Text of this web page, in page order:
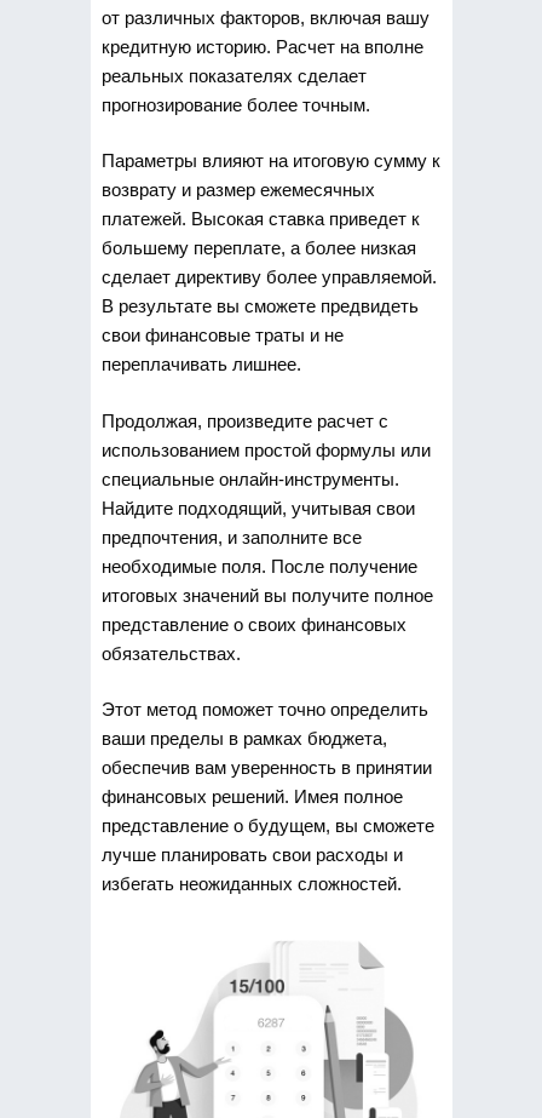
от различных факторов, включая вашу
кредитную историю. Расчет на вполне
реальных показателях сделает
прогнозирование более точным.
Параметры влияют на итоговую сумму к
возврату и размер ежемесячных
платежей. Высокая ставка приведет к
большему переплате, а более низкая
сделает директиву более управляемой.
В результате вы сможете предвидеть
свои финансовые траты и не
переплачивать лишнее.
Продолжая, произведите расчет с
использованием простой формулы или
специальные онлайн-инструменты.
Найдите подходящий, учитывая свои
предпочтения, и заполните все
необходимые поля. После получение
итоговых значений вы получите полное
представление о своих финансовых
обязательствах.
Этот метод поможет точно определить
ваши пределы в рамках бюджета,
обеспечив вам уверенность в принятии
финансовых решений. Имея полное
представление о будущем, вы сможете
лучше планировать свои расходы и
избегать неожиданных сложностей.